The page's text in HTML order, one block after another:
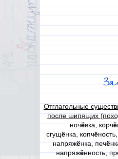
Отглагольные
после шипящих
ночёвка, корчё
сгущёнка, копчё
напряжёнка, печё
напряжённость,